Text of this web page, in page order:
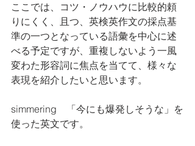
ここでは、コツ・ノウハウに比較的頼
りにくく、且つ、英検英作文の採点基
準の一つとなっている語彙を中心に述
べる予定ですが、重複しないよう一風
変わた形容詞に焦点を当てて、様々な
表現を紹介したいと思います。
simmering    「今にも爆発しそうな」を
使った英文です。